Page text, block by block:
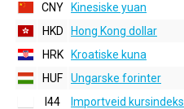
CNY
Kinesiske yuan
HKD
Hong Kong dollar
HRK
Kroatiske kuna
HUF
Ungarske forinter
I44
Importveid kursindeks